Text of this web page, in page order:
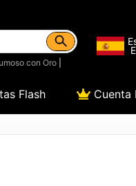
con Oro|
Flash Cuenta